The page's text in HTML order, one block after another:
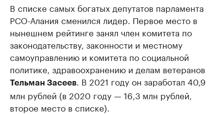
В списке самых богатых депутатов парламента
РСО-Алания сменился лидер. Первое место в
нынешнем рейтинге занял член комитета по
законодательству, законности и местному
самоуправлению и комитета по социальной
политике, здравоохранению и делам ветеранов
Тельман Засеев
. В 2021 году он заработал 40,9
млн рублей (в 2020 году — 16,3 млн рублей,
второе место в списке).